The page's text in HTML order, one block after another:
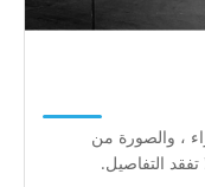
، والصورة من
التفاصيل.